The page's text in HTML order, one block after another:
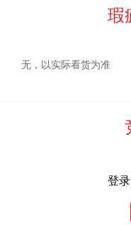
担保、保证、承诺，具
按委托方的要求进行处
九、其他特殊事项
为规范网络竞
功者，需作为买受人遵
瑕
无，以实际看货为准
登